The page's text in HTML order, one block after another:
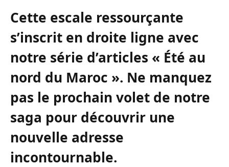
Cette escale ressourçante
s’inscrit en droite ligne avec
notre série d’articles « Été au
nord du Maroc ». Ne manquez
pas le prochain volet de notre
saga pour découvrir une
nouvelle adresse
incontournable.